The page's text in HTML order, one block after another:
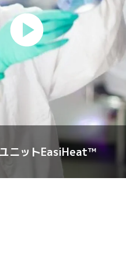
ニットEasiHeat™